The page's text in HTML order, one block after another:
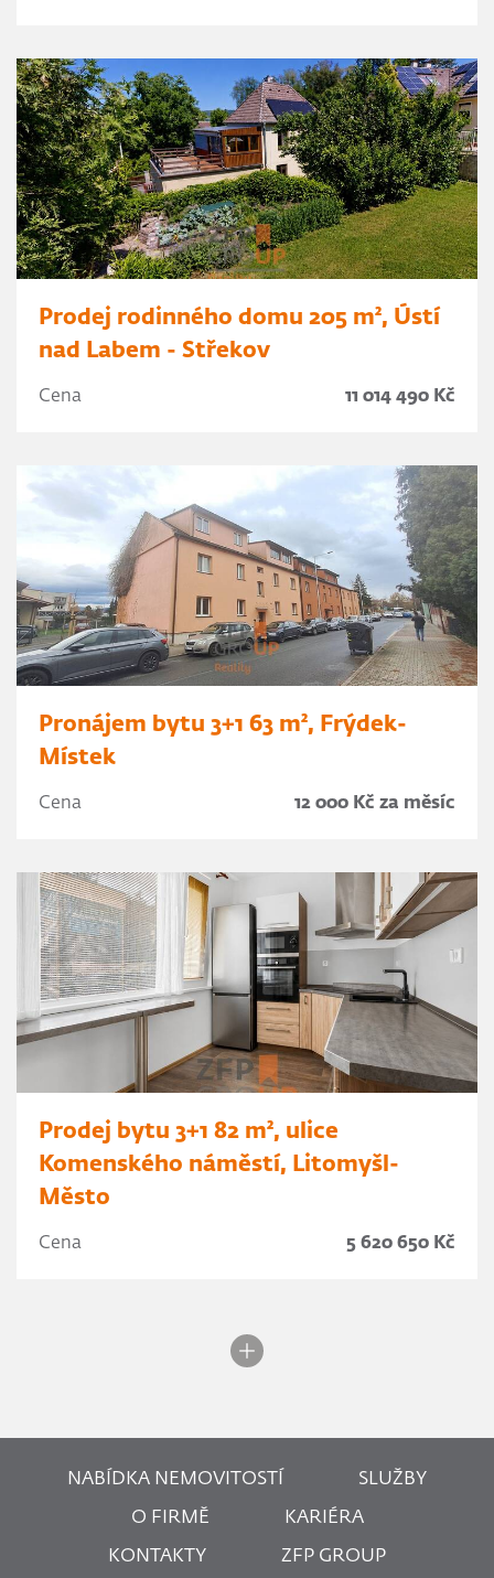
Prodej rodinného domu 205 m², Ústí
nad Labem - Střekov
Cena 11 014 490 Kč
Pronájem bytu 3+1 63 m², Frýdek-
Místek
Cena 12 000 Kč za měsíc
Prodej bytu 3+1 82 m², ulice
Komenského náměstí, Litomyšl-
Město
Cena 5 620 650 Kč
NABÍDKA NEMOVITOSTÍ SLUŽBY
O FIRMĚ KARIÉRA
KONTAKTY ZFP GROUP